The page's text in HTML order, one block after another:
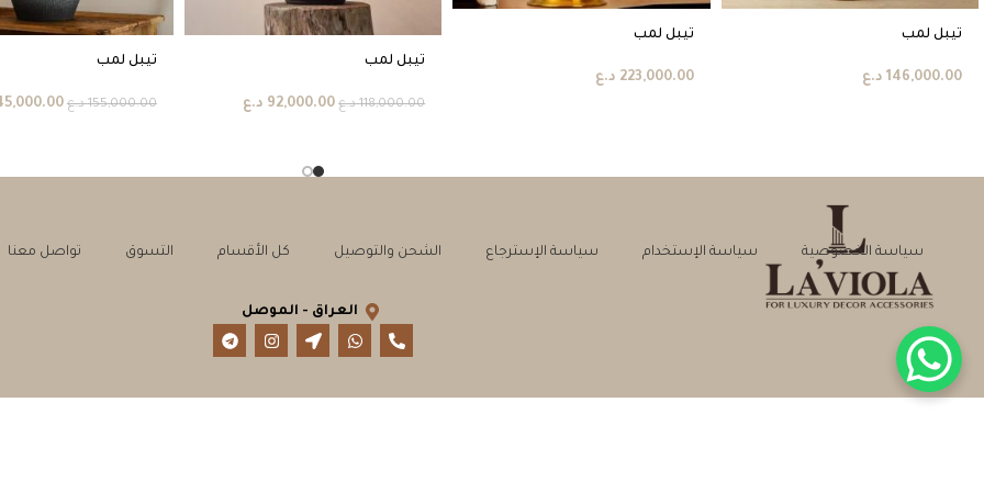
تيبل لمب
146,000.00 د.ع
تيبل لمب
223,000.00 د.ع
تيبل لمب
118,000.00 د.ع 92,000.00 د.ع
تيبل لمب
155,000.00 د.ع
سياسة الخصوصية سياسة الإستخدام سياسة الإسترجاع الشحن والتوصيل كل الأقسام التسوق تواصل معنا
العراق - الموصل